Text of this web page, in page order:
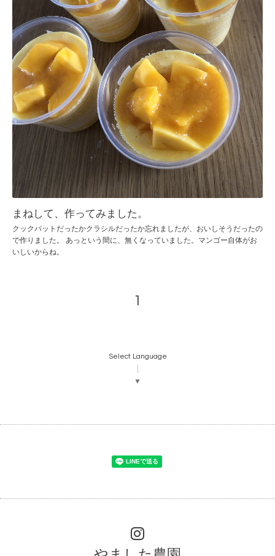
まねして、作ってみました。
クックパットだったかクラシルだったか忘れましたが、おいしそうだったの
で作りました。 あっという間に、無くなっていました。マンゴー自体がお
いしいからね。
1
Select Language
▼